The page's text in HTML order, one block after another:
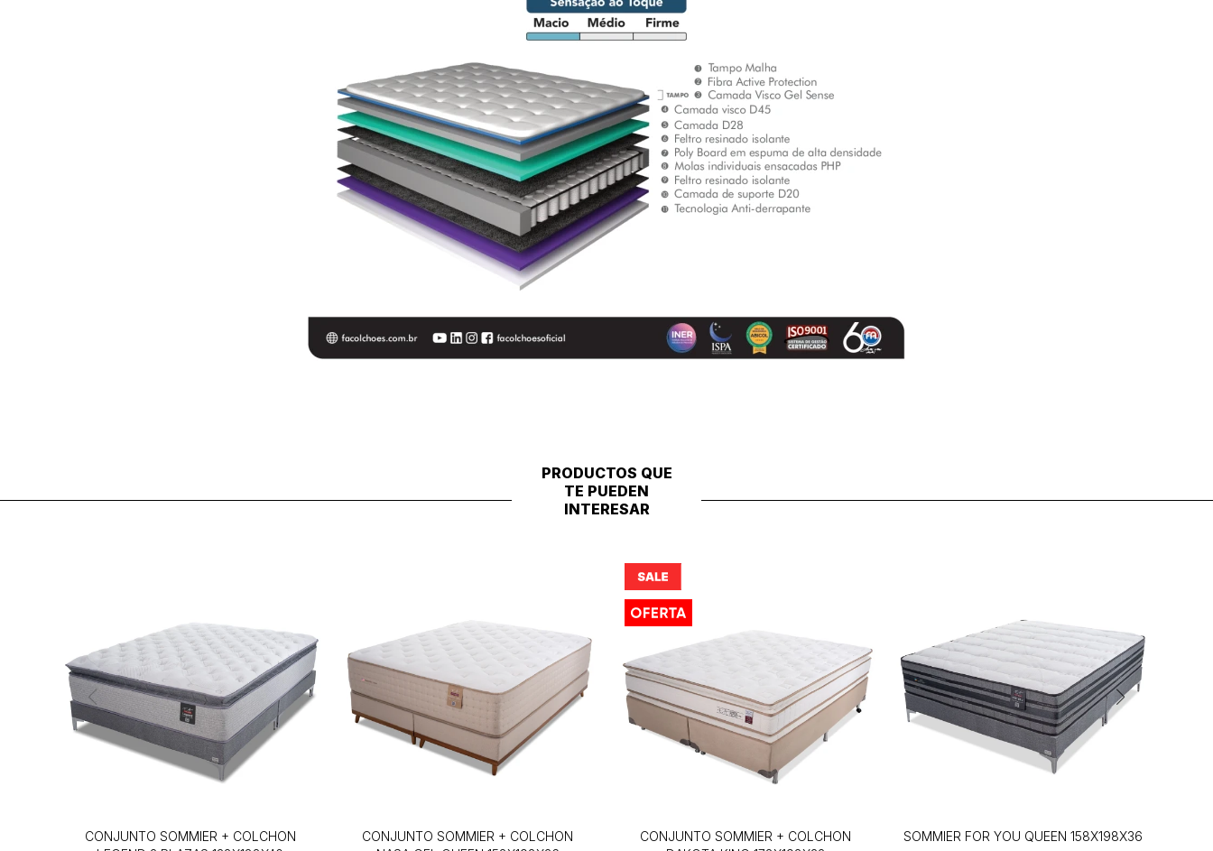
PRODUCTOS QUE
TE PUEDEN
INTERESAR
CONJUNTO SOMMIER + COLCHON
CONJUNTO SOMMIER + COLCHON
CONJUNTO SOMMIER + COLCHON
SOMMIER FOR YOU QUEEN 158X198X36